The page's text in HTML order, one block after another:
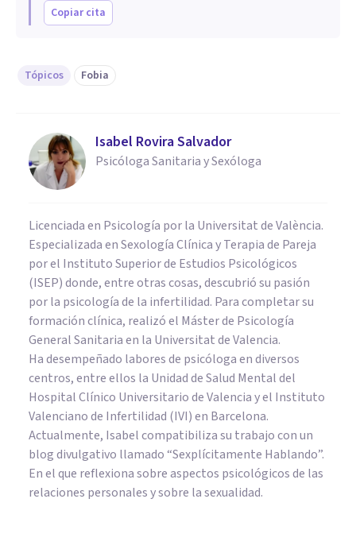
Copiar cita
Tópicos Fobia
Isabel Rovira Salvador
Psicóloga Sanitaria y Sexóloga
Licenciada en Psicología por la Universitat de València.
Especializada en Sexología Clínica y Terapia de Pareja
por el Instituto Superior de Estudios Psicológicos
(ISEP) donde, entre otras cosas, descubrió su pasión
por la psicología de la infertilidad. Para completar su
formación clínica, realizó el Máster de Psicología
General Sanitaria en la Universitat de Valencia.
Ha desempeñado labores de psicóloga en diversos
centros, entre ellos la Unidad de Salud Mental del
Hospital Clínico Universitario de Valencia y el Instituto
Valenciano de Infertilidad (IVI) en Barcelona.
Actualmente, Isabel compatibiliza su trabajo con un
blog divulgativo llamado “Sexplícitamente Hablando”.
En el que reflexiona sobre aspectos psicológicos de las
relaciones personales y sobre la sexualidad.